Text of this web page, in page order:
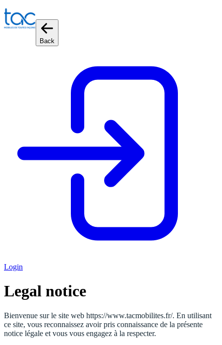
Back
Login
Legal notice
Bienvenue sur le site web https://www.tacmobilites.fr/. En utilisant
ce site, vous reconnaissez avoir pris connaissance de la présente
notice légale et vous vous engagez à la respecter.